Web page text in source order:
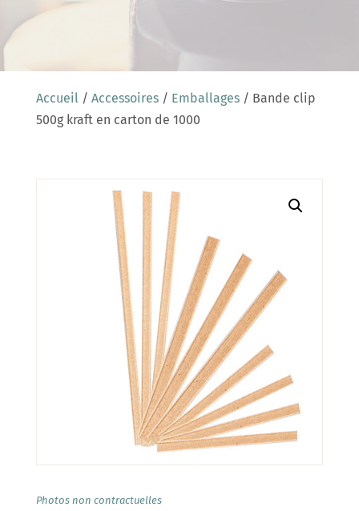
Accueil/ Accessoires/ Emballages/ Bande clip
500g kraft en carton de 1000
Photos non contractuelles